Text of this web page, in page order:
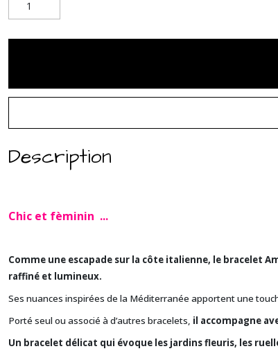
Description
Chic et fèminin ...
Comme une escapade sur la côte italienne, le bracelet
raffiné et lumineux.
Ses nuances inspirées de la Méditerranée apportent une
Porté seul ou associé à d’autres bracelets, il accompagne
Un bracelet délicat qui évoque les jardins fleuris, les